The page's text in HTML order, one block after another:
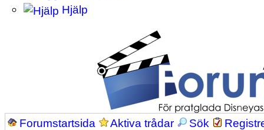
Hjälp
Forumstartsida Aktiva trådar Sök